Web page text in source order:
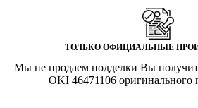
ТОЛЬКО ОФИЦИАЛЬНЫЕ
Мы не продаем подделки Вы
OKI 46471106 оригинального